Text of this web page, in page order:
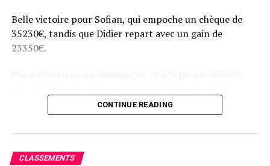
Belle victoire pour Sofian, qui empoche un chèque de
35230€, tandis que Didier repart avec un gain de
23350€.
CONTINUE READING
CLASSEMENTS